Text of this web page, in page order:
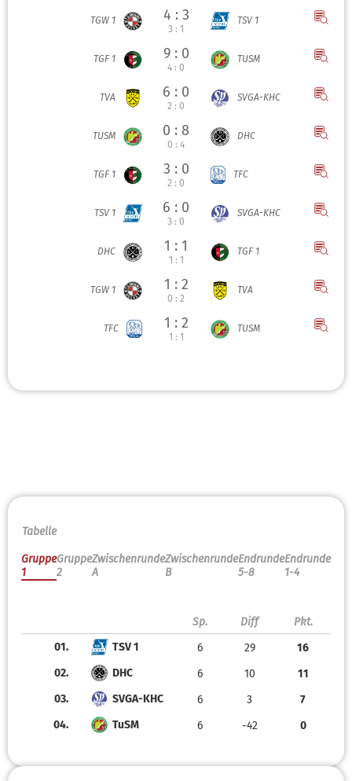
TGW 1 4 : 3
3 : 1
TSV 1
TGF 1 9 : 0
4 : 0
TUSM
TVA 6 : 0
2 : 0
SVGA-KHC
TUSM 0 : 8
0 : 4
DHC
TGF 1 3 : 0
2 : 0
TFC
TSV 1 6 : 0
3 : 0
SVGA-KHC
DHC 1 : 1
1 : 1
TGF 1
TGW 1 1 : 2
0 : 2
TVA
TFC 1 : 2
1 : 1
TUSM
Tabelle
Gruppe
1
Gruppe
2
Zwischenrunde
A
Zwischenrunde
B
Endrunde
5-8
Endrunde
1-4
Sp. Diff
Pkt.
01.
TSV 1 6 29
16
02.
DHC 6 10
11
03.
SVGA-KHC 6 3
7
04.
TuSM 6 -42 0